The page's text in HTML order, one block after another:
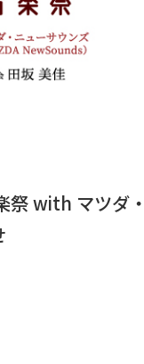
祭 with マツダ